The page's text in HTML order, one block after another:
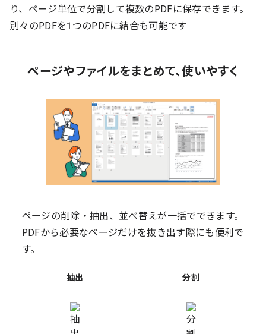
り、ページ単位で分割して複数のPDFに保存できます。
別々のPDFを1つのPDFに結合も可能です
ページやファイルをまとめて、使いやすく
ページの削除・抽出、並べ替えが一括でできます。
PDFから必要なページだけを抜き出す際にも便利で
す。
抽出 分割